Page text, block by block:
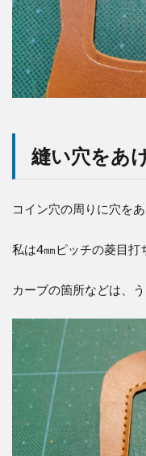
縫い穴をあ
コイン穴の周りに穴をあ
私は4㎜ピッチの菱目打
カーブの箇所などは、